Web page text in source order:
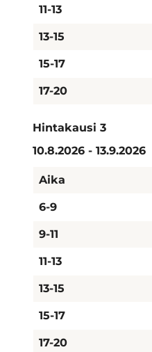
11-13
13-15
15-17
17-20
Hintakausi 3
10.8.2026 - 13.9.2026
Aika
6-9
9-11
11-13
13-15
15-17
17-20